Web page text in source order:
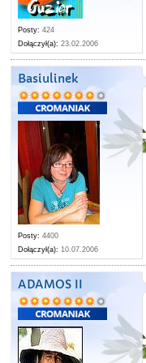
Posty: 424
Dołączył(a): 23.02.2006
Basiulinek
Posty: 4400
Dołączył(a): 10.07.2006
ADAMOS II